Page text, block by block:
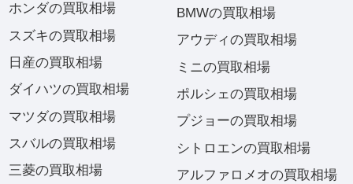
ホンダの買取相場
スズキの買取相場
日産の買取相場
ダイハツの買取相場
マツダの買取相場
スバルの買取相場
三菱の買取相場
BMWの買取相場
アウディの買取相場
ミニの買取相場
ポルシェの買取相場
プジョーの買取相場
シトロエンの買取相場
アルファロメオの買取相場